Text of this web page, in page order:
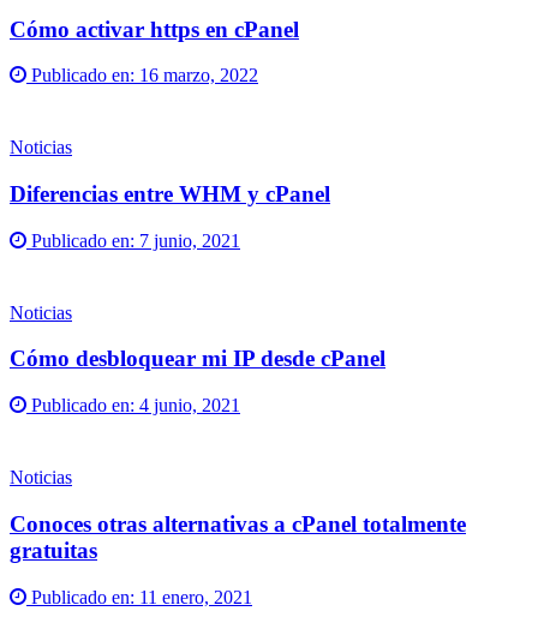
Cómo activar https en cPanel
Publicado en: 16 marzo, 2022
Noticias
Diferencias entre WHM y cPanel
Publicado en: 7 junio, 2021
Noticias
Cómo desbloquear mi IP desde cPanel
Publicado en: 4 junio, 2021
Noticias
Conoces otras alternativas a cPanel totalmente
gratuitas
Publicado en: 11 enero, 2021